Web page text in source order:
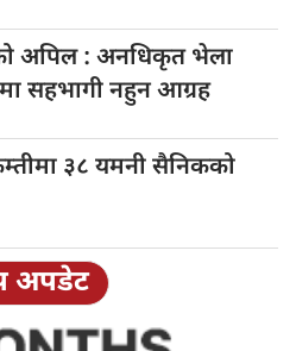
अपिल : अनधिकृत भेला
सहभागी नहुन आग्रह
३८ यमनी सैनिकको
अपडेट